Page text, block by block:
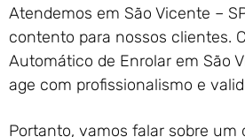
Atendemos em São Vicente –
contento para nossos clientes.
Automático de Enrolar em São
age com profissionalismo e
Portanto, vamos falar sobre